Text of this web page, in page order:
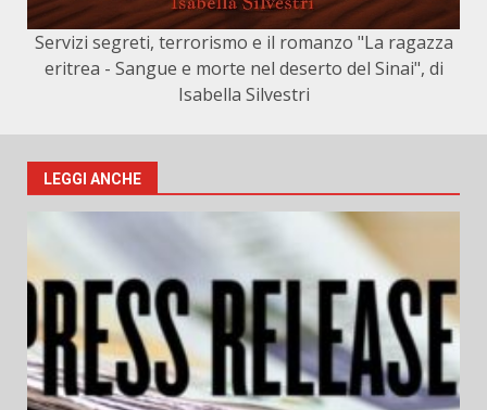
Servizi segreti, terrorismo e il romanzo "La ragazza
eritrea - Sangue e morte nel deserto del Sinai", di
Isabella Silvestri
LEGGI ANCHE